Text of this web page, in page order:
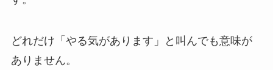
どれだけ「やる気があります」と叫んでも意味が
ありません。